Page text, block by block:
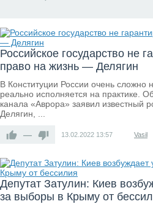
Российское государство не
право на жизнь — Делягин
В Конституции России очень сложно
реально исполняется на практике.
канала «Аврора» заявил известный
Делягин, ...
— 13.02.2022 13:57 Vasil
Депутат Затулин: Киев
за выборы в Крыму от